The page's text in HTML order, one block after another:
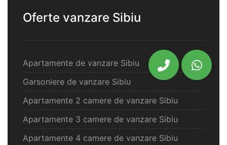
Oferte vanzare Sibiu
Apartamente de vanzare Sibiu
Garsoniere de vanzare Sibiu
Apartamente 2 camere de vanzare Sibiu
Apartamente 3 camere de vanzare Sibiu
Apartamente 4 camere de vanzare Sibiu